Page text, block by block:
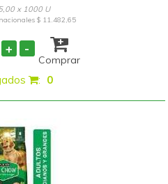
x 1000 U
$ 11.482,65
+ -
Comprar
: 0